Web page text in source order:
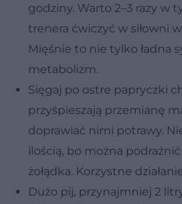
godziny. Warto 2–3 razy w
trenera ćwiczyć w siłowni
Mięśnie to nie tylko ładna
metabolizm.
Sięgaj po ostre papryczki
przyśpieszają przemianę
doprawiać nimi potrawy.
ilością, bo można
żołądka. Korzystne
Dużo pij, przynajmniej 2